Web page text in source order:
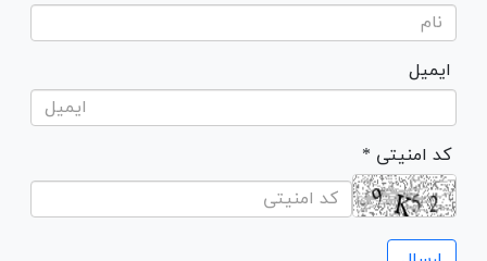
ایمیل
* کد امنیتی